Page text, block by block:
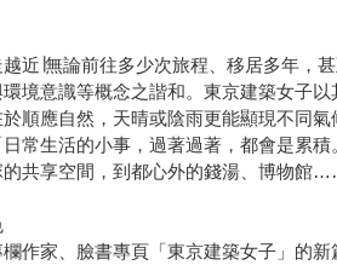
近∣無論前往多少次旅程、移居多年，
境意識等概念之諧和。東京建築女子
順應自然，天晴或陰雨更能顯現不同
常生活的小事，過著過著，都會是累
共享空間，到都心外的錢湯、博物館
作家、臉書專頁「東京建築女子」的